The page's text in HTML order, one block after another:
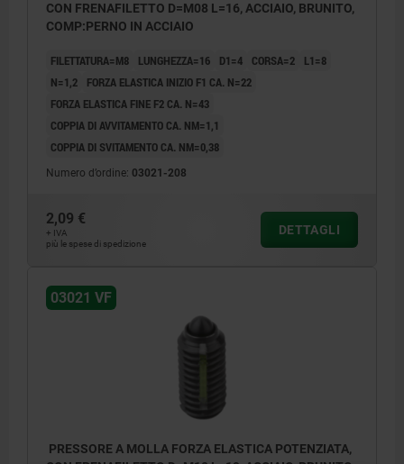
CON FRENAFILETTO D=M08 L=16, ACCIAIO, BRUNITO,
COMP:PERNO IN ACCIAIO
FILETTATURA=M8 LUNGHEZZA=16 D1=4 CORSA=2
L1=8
N=1,2
FORZA ELASTICA INIZIO F1 CA. N=22
FORZA ELASTICA FINE F2 CA. N=43
COPPIA DI AVVITAMENTO CA. NM=1,1
COPPIA DI SVITAMENTO CA. NM=0,38
Numero d’ordine: 03021-208
2,09 €
+ IVA
più le spese di spedizione
DETTAGLI
03021 VF
PRESSORE A MOLLA FORZA ELASTICA POTENZIATA,